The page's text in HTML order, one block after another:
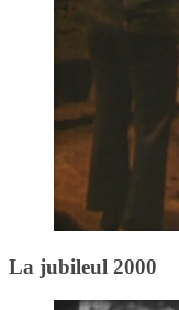
La jubileul 2000